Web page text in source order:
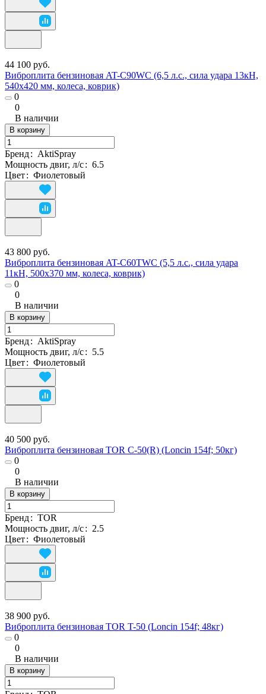
44 100 руб.
Виброплита бензиновая AT-C90WC (6,5 л.с., сила удара 13кН,
540x420 мм, колеса, коврик)
0
0
В наличии
В корзину
Бренд: AktiSpray
Мощность двиг, л/с: 6.5
Цвет: Фиолетовый
43 800 руб.
Виброплита бензиновая AT-C60TWC (5,5 л.с., сила удара
11кН, 500x370 мм, колеса, коврик)
0
0
В наличии
В корзину
Бренд: AktiSpray
Мощность двиг, л/с: 5.5
Цвет: Фиолетовый
40 500 руб.
Виброплита бензиновая TOR C-50(R) (Loncin 154f; 50кг)
0
0
В наличии
В корзину
Бренд: TOR
Мощность двиг, л/с: 2.5
Цвет: Фиолетовый
38 900 руб.
Виброплита бензиновая TOR T-50 (Loncin 154f; 48кг)
0
0
В наличии
В корзину